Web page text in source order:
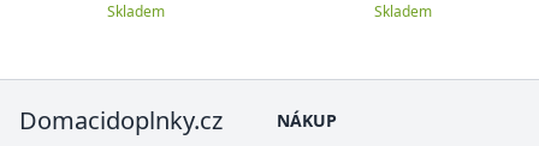
Skladem Skladem
Domacidoplnky.cz
NÁKUP